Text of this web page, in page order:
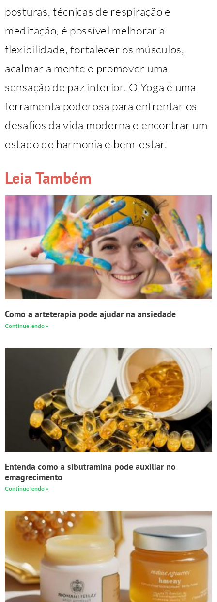
posturas, técnicas de respiração e
meditação, é possível melhorar a
flexibilidade, fortalecer os músculos,
acalmar a mente e promover uma
sensação de paz interior. O Yoga é uma
ferramenta poderosa para enfrentar os
desafios da vida moderna e encontrar um
estado de harmonia e bem-estar.
Leia Também
Como a arteterapia pode ajudar na ansiedade
Continue lendo »
Entenda como a sibutramina pode auxiliar no
emagrecimento
Continue lendo »